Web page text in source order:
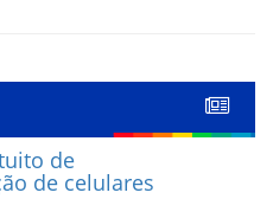
de
de celulares